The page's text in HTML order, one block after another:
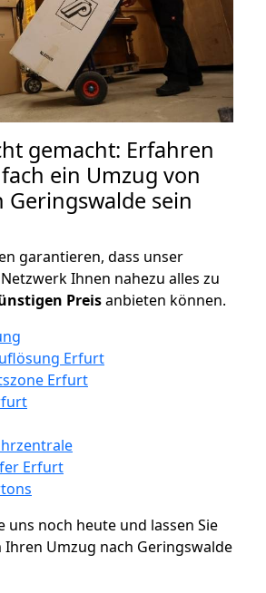
gemacht: Erfahren
ein Umzug von
Geringswalde sein
garantieren, dass unser
Ihnen nahezu alles zu
Preisanbieten können.
Erfurt
Erfurt
Erfurt
uns noch heute und lassen Sie
Ihren Umzug nach Geringswalde